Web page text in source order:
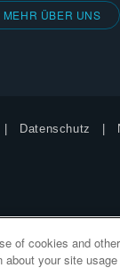
ÜBER UNS
Datenschutz
of cookies and
your site